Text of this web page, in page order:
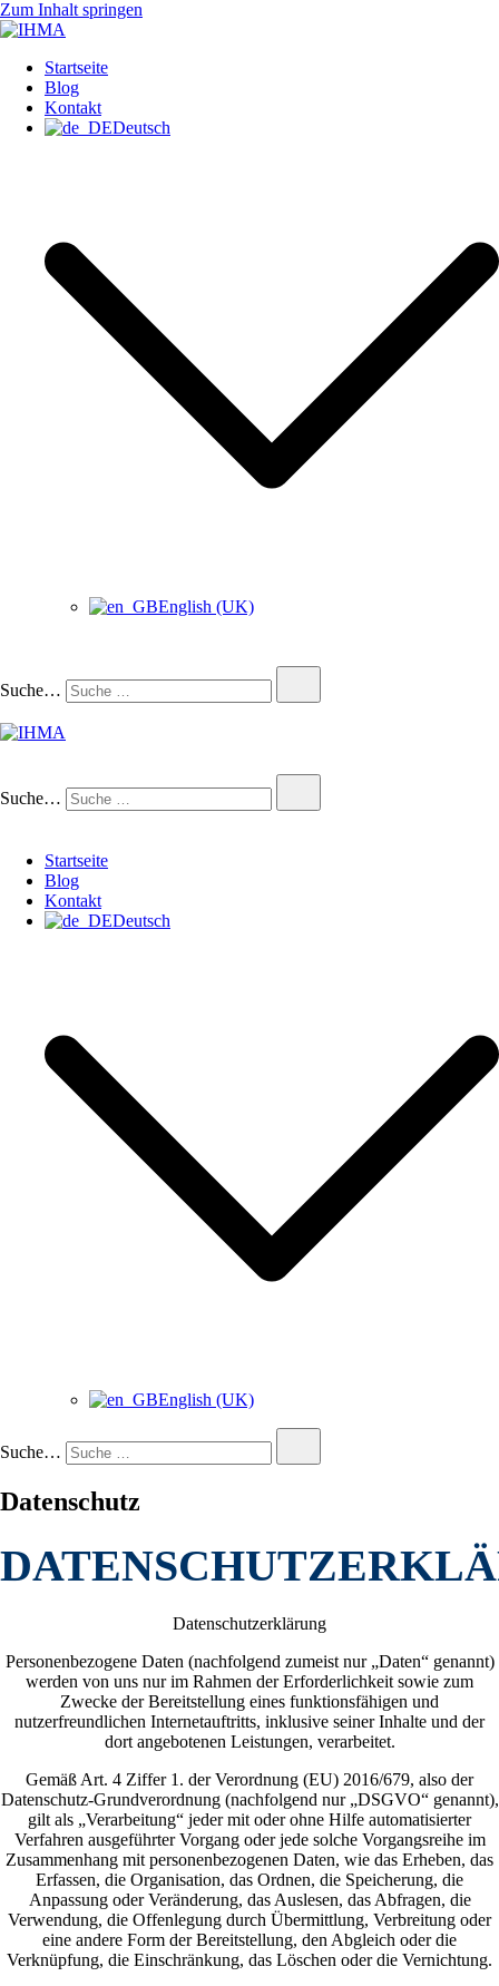
Zum Inhalt springen
IHMA
INTERNATIONAL HUMAN
Startseite
Blog
Kontakt
Deutsch
English (UK)
Suche…
Suche…
Startseite
Blog
Kontakt
Deutsch
English (UK)
Suche…
Datenschutz
Datenschutzerklärung
Personenbezogene Daten (nachfolgend zumeist nur „Daten“ genannt)
werden von uns nur im Rahmen der Erforderlichkeit sowie zum
Zwecke der Bereitstellung eines funktionsfähigen und
nutzerfreundlichen Internetauftritts, inklusive seiner Inhalte und der
dort angebotenen Leistungen, verarbeitet.
Gemäß Art. 4 Ziffer 1. der Verordnung (EU) 2016/679, also der
Datenschutz-Grundverordnung (nachfolgend nur „DSGVO“ genannt),
gilt als „Verarbeitung“ jeder mit oder ohne Hilfe automatisierter
Verfahren ausgeführter Vorgang oder jede solche Vorgangsreihe im
Zusammenhang mit personenbezogenen Daten, wie das Erheben, das
Erfassen, die Organisation, das Ordnen, die Speicherung, die
Anpassung oder Veränderung, das Auslesen, das Abfragen, die
Verwendung, die Offenlegung durch Übermittlung, Verbreitung oder
eine andere Form der Bereitstellung, den Abgleich oder die
Verknüpfung, die Einschränkung, das Löschen oder die Vernichtung.